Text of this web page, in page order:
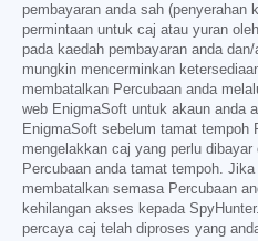
pembayaran anda sah (penyerahan
permintaan untuk caj atau yuran
pada kaedah pembayaran anda
mungkin mencerminkan
membatalkan Percubaan anda
web EnigmaSoft untuk akaun anda
EnigmaSoft sebelum tamat tempoh
mengelakkan caj yang perlu
Percubaan anda tamat tempoh.
membatalkan semasa Percubaan
kehilangan akses kepada
percaya caj telah diproses yang